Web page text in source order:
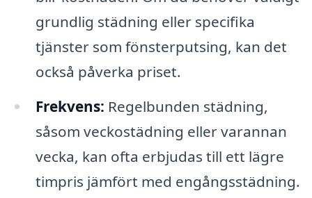
grundlig städning eller specifika
tjänster som fönsterputsing, kan det
också påverka priset.
Frekvens: Regelbunden städning,
såsom veckostädning eller varannan
vecka, kan ofta erbjudas till ett lägre
timpris jämfört med engångsstädning.